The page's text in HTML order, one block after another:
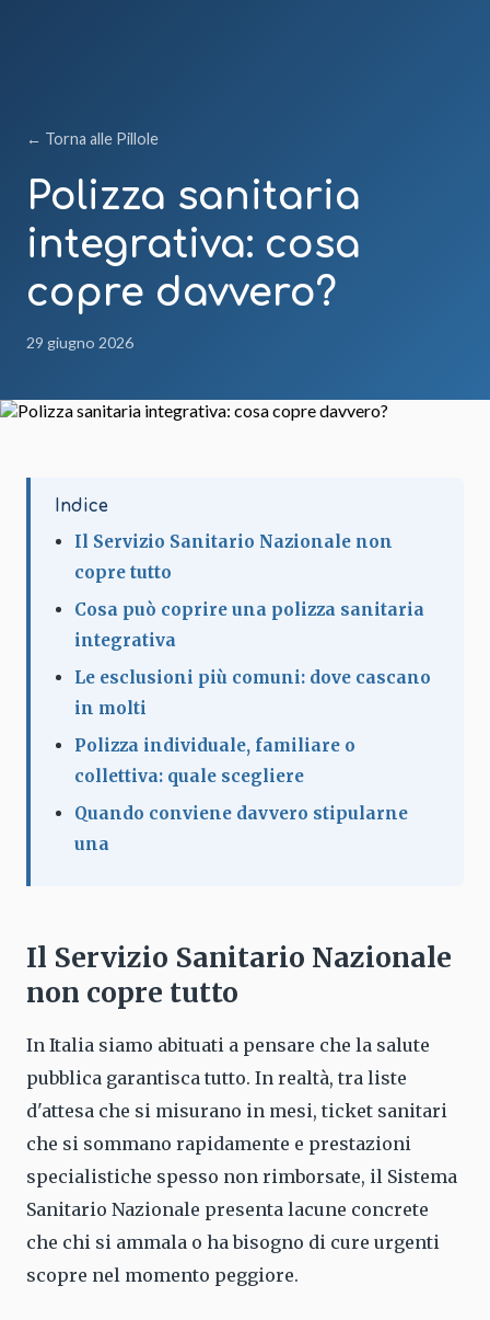
← Torna alle Pillole
Polizza sanitaria
integrativa: cosa
copre davvero?
29 giugno 2026
Indice
Il Servizio Sanitario Nazionale non
copre tutto
Cosa può coprire una polizza sanitaria
integrativa
Le esclusioni più comuni: dove cascano
in molti
Polizza individuale, familiare o
collettiva: quale scegliere
Quando conviene davvero stipularne
una
Il Servizio Sanitario Nazionale
non copre tutto
In Italia siamo abituati a pensare che la salute
pubblica garantisca tutto. In realtà, tra liste
d'attesa che si misurano in mesi, ticket sanitari
che si sommano rapidamente e prestazioni
specialistiche spesso non rimborsate, il Sistema
Sanitario Nazionale presenta lacune concrete
che chi si ammala o ha bisogno di cure urgenti
scopre nel momento peggiore.